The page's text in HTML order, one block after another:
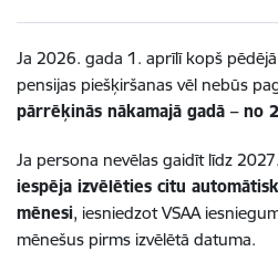
Ja 2026. gada 1. aprīlī kopš
pensijas piešķiršanas vēl nebūs
pārrēķinās nākamajā gadā – no
Ja persona nevēlas gaidīt līdz
iespēja izvēlēties citu
mēnesi, iesniedzot VSAA
mēnešus pirms izvēlētā datuma.